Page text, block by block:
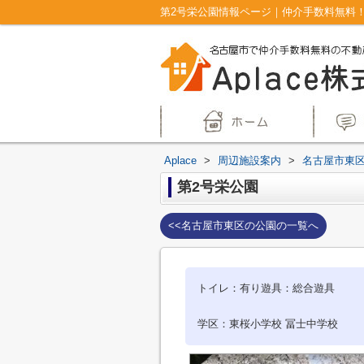
第2号栄公園情報ページ｜仲介手数料無料
Aplace > 周辺施設案内 > 名古屋市東
第2号栄公園
<<名古屋市東区の公園の一覧へ
トイレ：有り遊具：総合遊具
学区：東桜小学校 冨士中学校